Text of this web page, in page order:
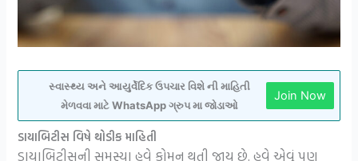
સ્વાસ્થ્ય અને આયુર્વેદિક ઉપચાર વિશે ની માહિતી
મેળવવા માટે WhatsApp ગ્રુપ મા જોડાઓ
Join Now
ડાયાબિટીસ વિષે થોડીક માહિતી
ડાયાબિટીસની સમસ્યા હવે કોમન થતી જાય છે. હવે એવું પણ